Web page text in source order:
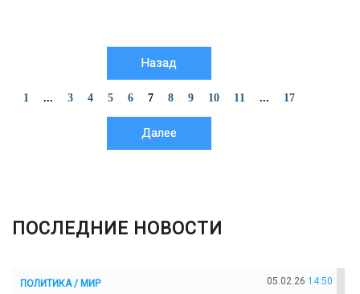
Назад
1 ... 3 4 5 6 7 8 9 10 11 ... 17
Далее
ПОСЛЕДНИЕ НОВОСТИ
ПОЛИТИКА / МИР 05.02.26 14:50